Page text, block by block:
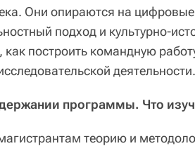
Они опираются на
подход и культурно-
построить командную
деятельности.
программы. Что
теорию и